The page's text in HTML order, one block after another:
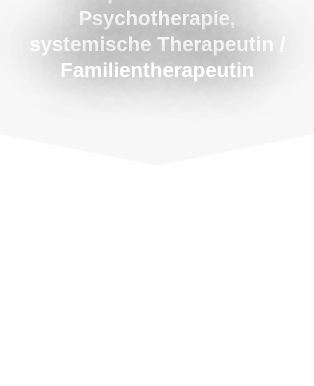
Psychotherapie,
systemische Therapeutin /
Familientherapeutin